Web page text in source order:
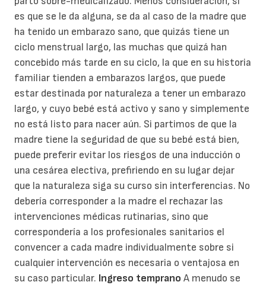
es que se le da alguna, se da al caso de la madre que
ha tenido un embarazo sano, que quizás tiene un
ciclo menstrual largo, las muchas que quizá han
concebido más tarde en su ciclo, la que en su historia
familiar tienden a embarazos largos, que puede
estar destinada por naturaleza a tener un embarazo
largo, y cuyo bebé está activo y sano y simplemente
no está listo para nacer aún. Si partimos de que la
madre tiene la seguridad de que su bebé está bien,
puede preferir evitar los riesgos de una inducción o
una cesárea electiva, prefiriendo en su lugar dejar
que la naturaleza siga su curso sin interferencias. No
debería corresponder a la madre el rechazar las
intervenciones médicas rutinarias, sino que
correspondería a los profesionales sanitarios el
convencer a cada madre individualmente sobre si
cualquier intervención es necesaria o ventajosa en
su caso particular. Ingreso temprano A menudo se